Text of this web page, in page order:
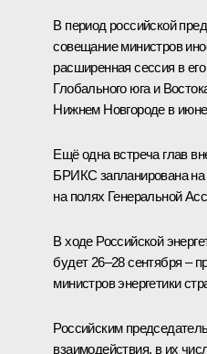
В период российской
совещание министров
расширенная сессия в
Глобального юга и
Нижнем Новгороде в
Ещё одна встреча глав
БРИКС запланирована
на полях Генеральной
В ходе Российской
будет 26–28 сентября –
министров энергетики
Российским
взаимодействия, в их